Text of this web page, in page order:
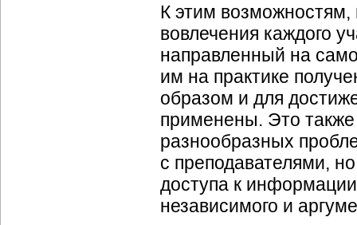
К этим возможностям,
вовлечения каждого
направленный на
им на практике
образом и для
применены. Это
разнообразных
с преподавателями,
доступа к
независимого и